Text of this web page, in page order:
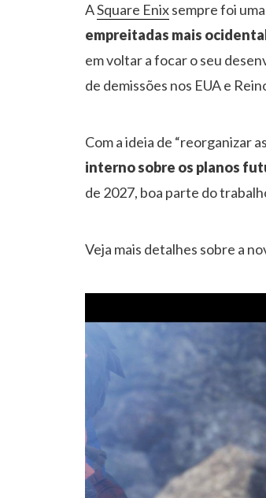
ASquare Enixsempre foi
empreitadas mais
em voltar a focar o seu
de demissões nos EUA e
Com a ideia de “reorganizar
interno sobre os planos
de 2027, boa parte do
Veja mais detalhes sobre a